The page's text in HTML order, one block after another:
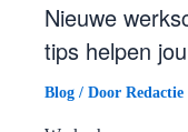
Nieuwe
tips helpen
Blog / Door Redactie